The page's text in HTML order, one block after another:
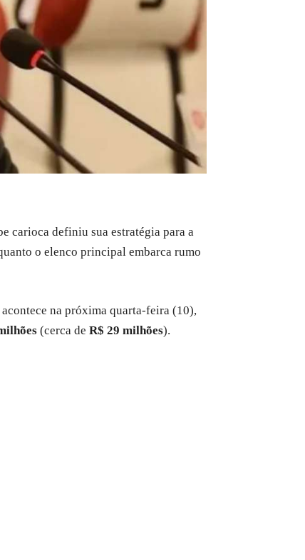
carioca definiu sua estratégia para a
o elenco principal embarca rumo
na próxima quarta-feira (10),
(cerca de R$ 29 milhões).